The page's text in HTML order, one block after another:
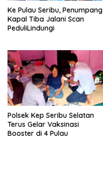
Ke Pulau Seribu, Penumpang
Kapal Tiba Jalani Scan
PeduliLindungi
Polsek Kep Seribu Selatan
Terus Gelar Vaksinasi
Booster di 4 Pulau